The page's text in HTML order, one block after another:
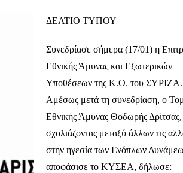
ΔΕΛΤΙΟ ΤΥΠΟΥ
Συνεδρίασε σήμερα (17/01) η
Εθνικής Άμυνας και Εξωτερικών
Υποθέσεων της Κ.Ο. του ΣΥΡΙΖΑ.
Αμέσως μετά τη συνεδρίαση, ο
Εθνικής Άμυνας Θοδωρής Δρίτσας,
σχολιάζοντας μεταξύ άλλων τις
στην ηγεσία των Ενόπλων
αποφάσισε το ΚΥΣΕΑ, δήλωσε: